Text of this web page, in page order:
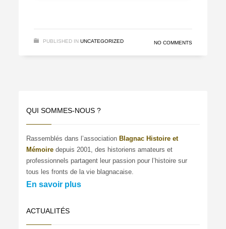
PUBLISHED IN UNCATEGORIZED NO COMMENTS
QUI SOMMES-NOUS ?
Rassemblés dans l’associationBlagnac Histoire et
Mémoire depuis 2001, des historiens amateurs et
professionnels partagent leur passion pour l’histoire sur
tous les fronts de la vie blagnacaise.
En savoir plus
ACTUALITÉS